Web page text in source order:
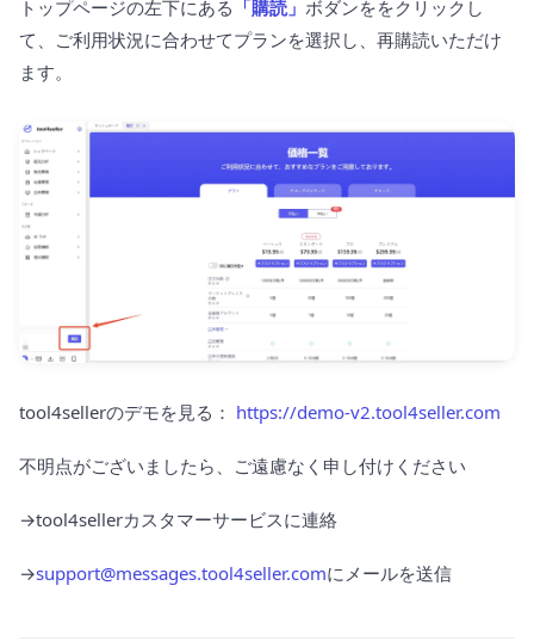
トップページの左下にある 「購読」 ボダンををクリックし
て、ご利用状況に合わせてプランを選択し、再購読いただけ
ます。
tool4sellerのデモを見る： https://demo-v2.tool4seller.com
不明点がございましたら、ご遠慮なく申し付けください
→tool4sellerカスタマーサービスに連絡
→support@messages.tool4seller.comにメールを送信